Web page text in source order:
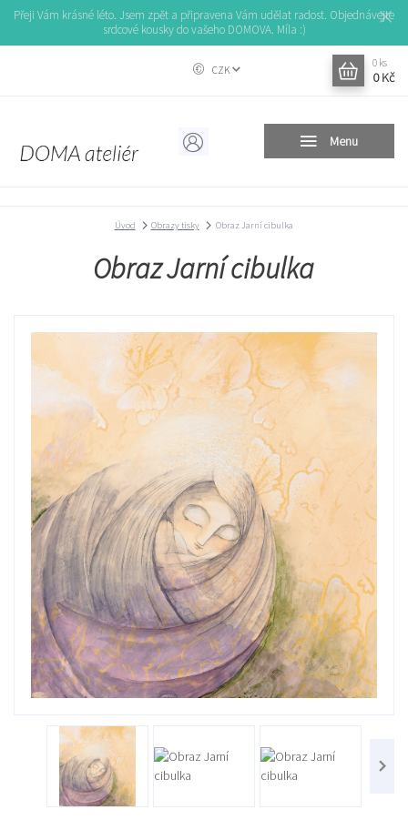
Přeji Vám krásné léto. Jsem zpět a připravena Vám udělat radost. Objednávejte
srdcové kousky do vašeho DOMOVA. Míla :)
Menu
CZK
0 ks
0 Kč
Úvod Obrazy tisky Obraz Jarní cibulka
Obraz Jarní cibulka